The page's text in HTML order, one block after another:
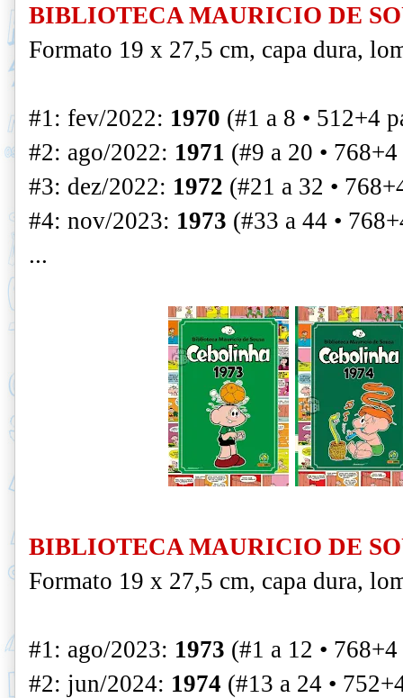
BIBLIOTECA MAURICIO DE
Formato 19 x 27,5 cm, capa dura,
#1: fev/2022: 1970 (#1 a 8 • 512+4
#2: ago/2022: 1971 (#9 a 20 •
#3: dez/2022: 1972 (#21 a 32 •
#4: nov/2023: 1973 (#33 a 44 •
...
BIBLIOTECA MAURICIO DE
Formato 19 x 27,5 cm, capa dura,
#1: ago/2023: 1973 (#1 a 12 •
#2: jun/2024: 1974 (#13 a 24 •